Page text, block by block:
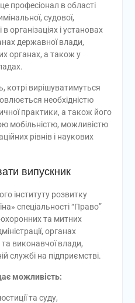
професіонал в області
судової,
в організаціях і установах
державної влади,
органах, а також у
котрі вирішуватимуться
необхідністю
практики, а також його
мобільністю, можливістю
рівнів і наукових
випускник
інституту розвитку
спеціальності “Право”
та митних
органах
виконавчої влади,
службі на підприємстві.
можливість:
та суду,